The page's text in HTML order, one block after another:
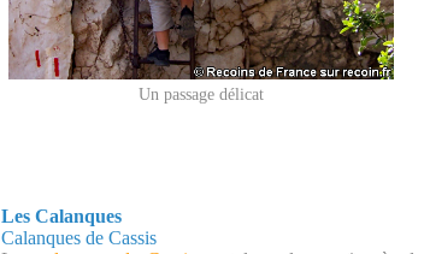
Un passage délicat
Les Calanques
Calanques de Cassis